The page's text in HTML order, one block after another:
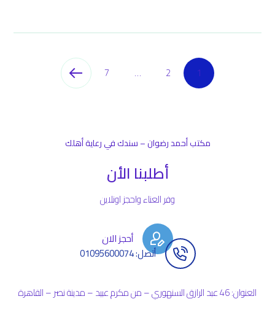
1
2
…
7
مكتب أحمد رضوان – سندك في رعاية أهلك
أطلبنا الأن
وفر العناء واحجز اونلاين
أحجز الان
أتصل: 01095600074
العنوان: 46 عبد الرازق السنهوري – من مكرم عبيد – مدينة نصر – القاهرة